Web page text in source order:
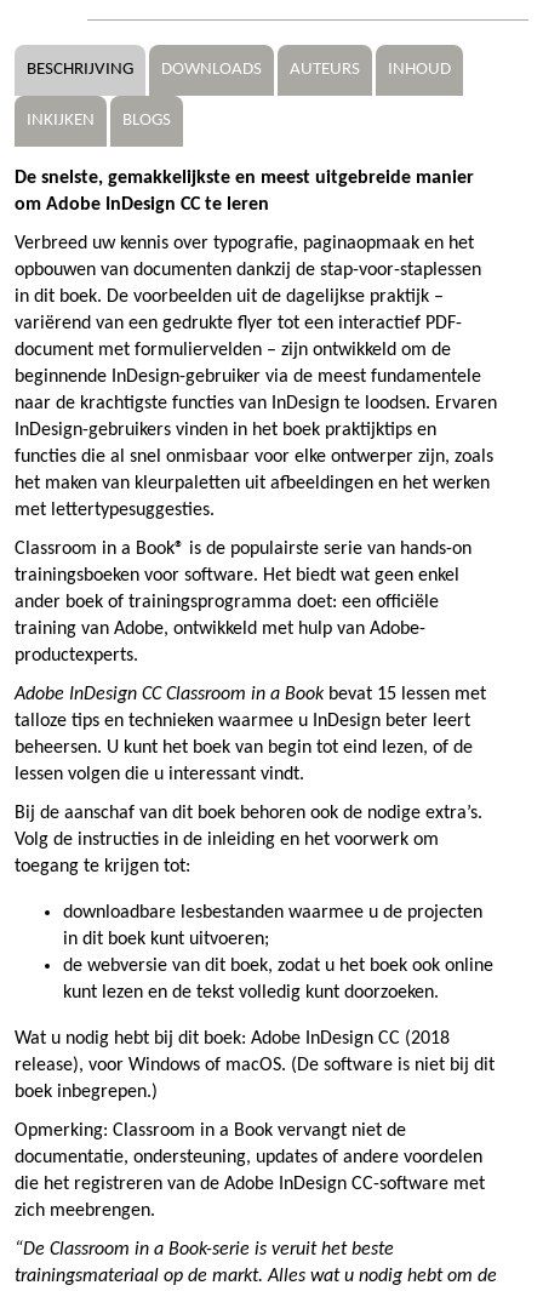
BESCHRIJVING DOWNLOADS AUTEURS INHOUD
INKIJKEN BLOGS
De snelste, gemakkelijkste en meest uitgebreide manier
om Adobe InDesign CC te leren
Verbreed uw kennis over typografie, paginaopmaak en het
opbouwen van documenten dankzij de stap-voor-staplessen
in dit boek. De voorbeelden uit de dagelijkse praktijk –
variërend van een gedrukte flyer tot een interactief PDF-
document met formuliervelden – zijn ontwikkeld om de
beginnende InDesign-gebruiker via de meest fundamentele
naar de krachtigste functies van InDesign te loodsen. Ervaren
InDesign-gebruikers vinden in het boek praktijktips en
functies die al snel onmisbaar voor elke ontwerper zijn, zoals
het maken van kleurpaletten uit afbeeldingen en het werken
met lettertypesuggesties.
Classroom in a Book® is de populairste serie van hands-on
trainingsboeken voor software. Het biedt wat geen enkel
ander boek of trainingsprogramma doet: een officiële
training van Adobe, ontwikkeld met hulp van Adobe-
productexperts.
Adobe InDesign CC Classroom in a Bookbevat 15 lessen met
talloze tips en technieken waarmee u InDesign beter leert
beheersen. U kunt het boek van begin tot eind lezen, of de
lessen volgen die u interessant vindt.
Bij de aanschaf van dit boek behoren ook de nodige extra’s.
Volg de instructies in de inleiding en het voorwerk om
toegang te krijgen tot:
downloadbare lesbestanden waarmee u de projecten
in dit boek kunt uitvoeren;
de webversie van dit boek, zodat u het boek ook online
kunt lezen en de tekst volledig kunt doorzoeken.
Wat u nodig hebt bij dit boek: Adobe InDesign CC (2018
release), voor Windows of macOS. (De software is niet bij dit
boek inbegrepen.)
Opmerking: Classroom in a Book vervangt niet de
documentatie, ondersteuning, updates of andere voordelen
die het registreren van de Adobe InDesign CC-software met
zich meebrengen.
“De Classroom in a Book-serie is veruit het beste
trainingsmateriaal op de markt. Alles wat u nodig hebt om de